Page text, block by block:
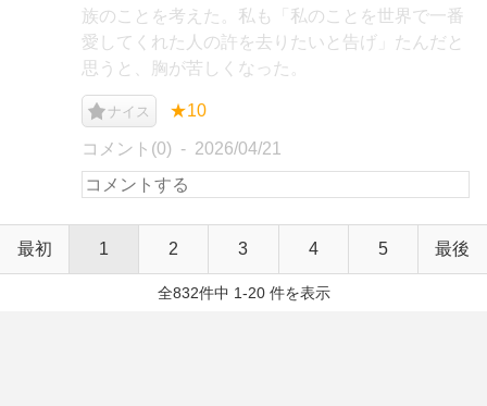
族のことを考えた。私も「私のことを世界で一番
愛してくれた人の許を去りたいと告げ」たんだと
思うと、胸が苦しくなった。
ナイス ★10
コメント(0) 2026/04/21
最初 1 2 3 4 5 最後
全832件中 1-20 件を表示